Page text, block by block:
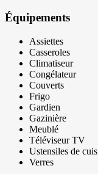
Équipements
Assiettes
Casseroles
Climatiseur
Congélateur
Couverts
Frigo
Gardien
Gazinière
Meublé
Téléviseur TV
Ustensiles de
Verres